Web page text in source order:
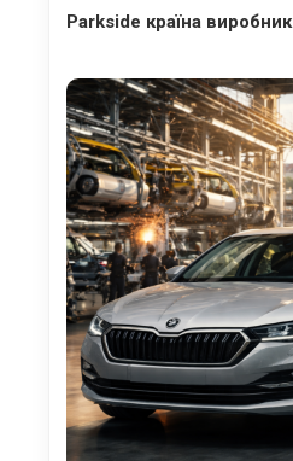
Parkside країна виробник